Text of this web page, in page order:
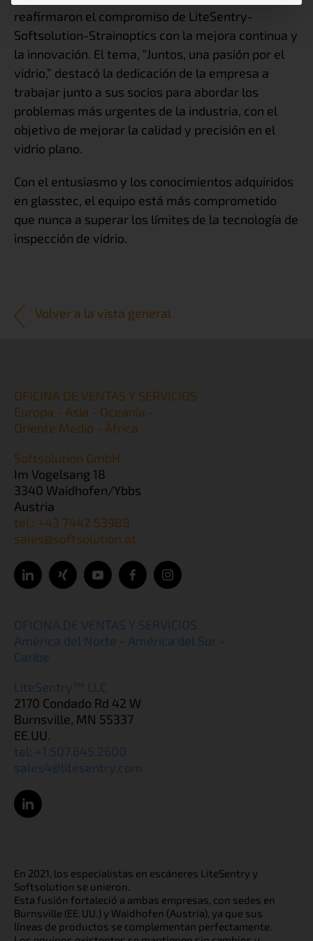
reafirmaron el compromiso de LiteSentry-
Softsolution-Strainoptics con la mejora continua y
la innovación. El tema, “Juntos, una pasión por el
vidrio,” destacó la dedicación de la empresa a
trabajar junto a sus socios para abordar los
problemas más urgentes de la industria, con el
objetivo de mejorar la calidad y precisión en el
vidrio plano.
Con el entusiasmo y los conocimientos adquiridos
en glasstec, el equipo está más comprometido
que nunca a superar los límites de la tecnología de
inspección de vidrio.
Volver a la vista general
OFICINA DE VENTAS Y SERVICIOS
Europa - Asia - Oceanía -
Oriente Medio - África
Softsolution GmbH
Im Vogelsang 18
3340 Waidhofen/Ybbs
Austria
tel.: +43 7442 53988
sales@softsolution.at
OFICINA DE VENTAS Y SERVICIOS
América del Norte - América del Sur -
Caribe
LiteSentry™ LLC
2170 Condado Rd 42 W
Burnsville, MN 55337
EE.UU.
tel: +1.507.645.2600
sales4@litesentry.com
En 2021, los especialistas en escáneres LiteSentry y
Softsolution se unieron.
Esta fusión fortaleció a ambas empresas, con sedes en
Burnsville (EE. UU.) y Waidhofen (Austria), ya que sus
líneas de productos se complementan perfectamente.